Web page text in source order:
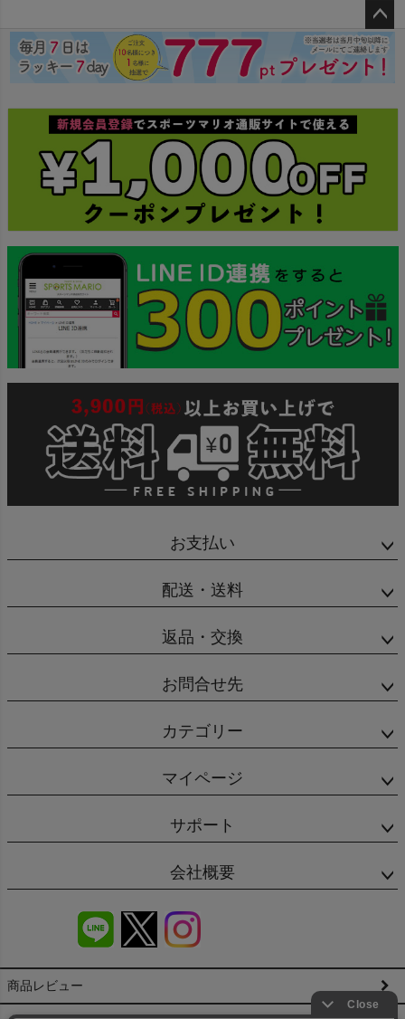
ペー
ジト
ップ
お支払い
配送・送料
返品・交換
お問合せ先
カテゴリー
マイページ
サポート
会社概要
商品レビュー